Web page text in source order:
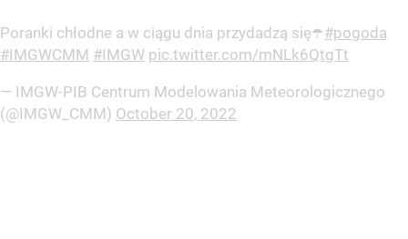
Poranki chłodne a w ciągu dnia przydadzą się☂️#pogoda
#IMGWCMM #IMGW pic.twitter.com/mNLk6QtgTt
— IMGW-PIB Centrum Modelowania Meteorologicznego
(@IMGW_CMM) October 20, 2022